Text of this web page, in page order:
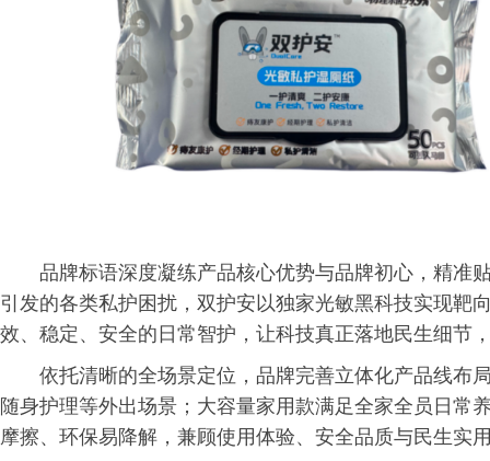
品牌标语深度凝练产品核心优势与品牌初心，精准
引发的各类私护困扰，双护安以独家光敏黑科技实现靶
效、稳定、安全的日常智护，让科技真正落地民生细节
依托清晰的全场景定位，品牌完善立体化产品线布
随身护理等外出场景；大容量家用款满足全家全员日常
摩擦、环保易降解，兼顾使用体验、安全品质与民生实